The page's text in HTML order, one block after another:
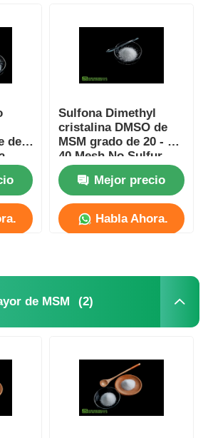
de
Sulfona Dimethyl
cristalina DMSO de
MSM grado de 20 - de
40 Mesh No Sulfur
Smell Food
Mejor precio
Habla Ahora.
de MSM (2)